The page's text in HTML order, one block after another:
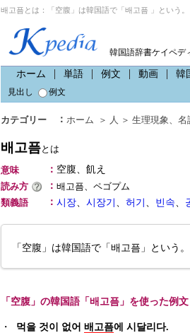
배고픔とは：「空腹」は韓国語で「배고픔 」という。
韓国語辞書ケイペデ
ホーム 単語 例文 動画 韓
見出し
例文
カテゴリー ： ホーム ＞ 人 ＞ 生理現象、 名
배고픔とは
意味
： 空腹、飢え
読み方
： 배고픔、ペゴプム
類義語
： 시장、 시장기 、 허기 、 빈속、
「空腹」は韓国語で「배고픔」という。
「空腹」の韓国語「배고픔」を使った例文
・ 먹을 것이 없어 배고픔에 시달리다.